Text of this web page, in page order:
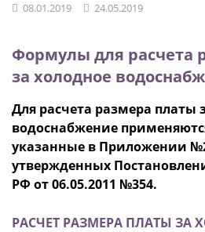
08.01.2019 24.05.2019
Формулы для расчета
за холодное
Для расчета размера платы
водоснабжение
указанные в Приложении
утвержденных
РФ от 06.05.2011 №354.
РАСЧЕТ РАЗМЕРА ПЛАТЫ ЗА